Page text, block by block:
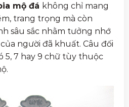
mộ đá không chỉ mang
trang trọng mà còn
sâu sắc nhằm tưởng nhớ
người đã khuất. Câu đối
5, 7 hay 9 chữ tùy thuộc